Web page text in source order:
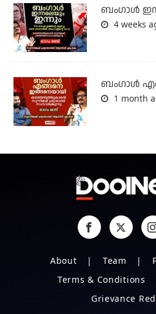
ബംഗാള്‍
4 weeks
ബം​ഗാൾ
1 month
About Team
Terms & Conditions
Grievance